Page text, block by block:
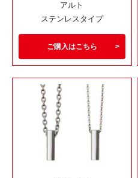
アルト
ステンレスタイプ
ご購入はこちら